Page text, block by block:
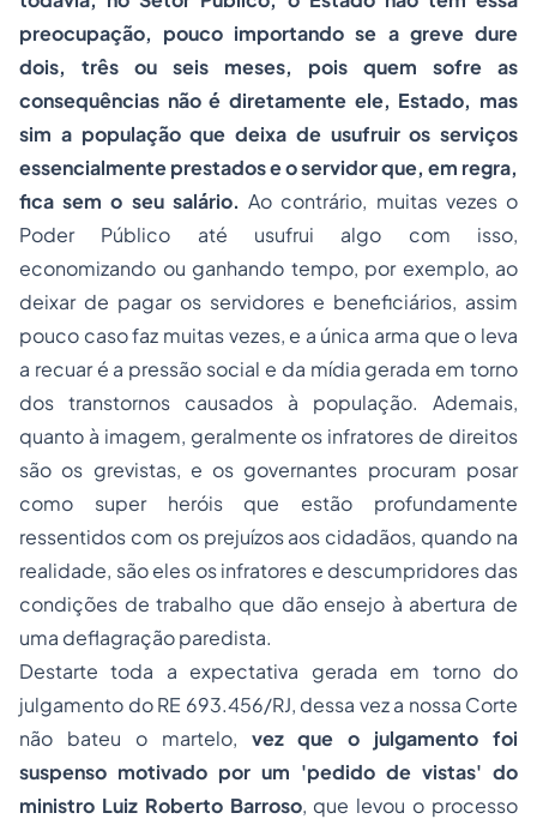
preocupação, pouco importando se a greve dure
dois, três ou seis meses, pois quem sofre as
consequências não é diretamente ele, Estado, mas
sim a população que deixa de usufruir os serviços
essencialmente prestados e o servidor que, em regra,
fica sem o seu salário. Ao contrário, muitas vezes o
Poder Público até usufrui algo com isso,
economizando ou ganhando tempo, por exemplo, ao
deixar de pagar os servidores e beneficiários, assim
pouco caso faz muitas vezes, e a única arma que o leva
a recuar é a pressão social e da mídia gerada em torno
dos transtornos causados à população. Ademais,
quanto à imagem, geralmente os infratores de direitos
são os grevistas, e os governantes procuram posar
como super heróis que estão profundamente
ressentidos com os prejuízos aos cidadãos, quando na
realidade, são eles os infratores e descumpridores das
condições de trabalho que dão ensejo à abertura de
uma deflagração paredista.
Destarte toda a expectativa gerada em torno do
julgamento do RE 693.456/RJ, dessa vez a nossa Corte
não bateu o martelo, vez que o julgamento foi
suspenso motivado por um 'pedido de vistas' do
ministro Luiz Roberto Barroso, que levou o processo